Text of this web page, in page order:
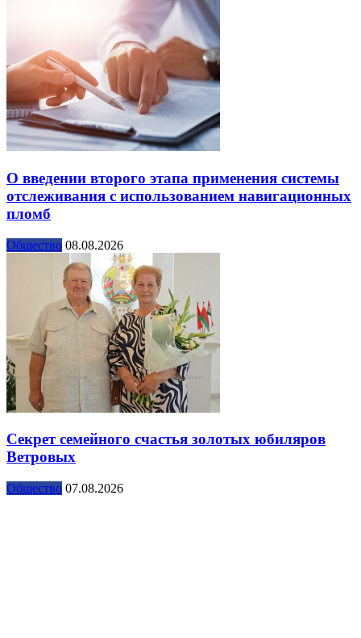
О введении второго этапа применения системы
отслеживания с использованием навигационных
пломб
Общество 08.08.2026
Секрет семейного счастья золотых юбиляров
Ветровых
Общество 07.08.2026